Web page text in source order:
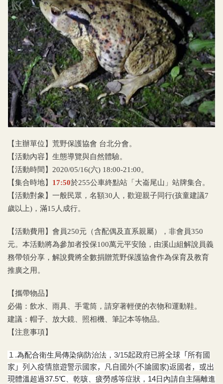
【主辦單位】荒野保護協會 台北分會。
【活動內容】生態導覽與自然體驗。
【活動時間】2020/05/16(六) 18:00-21:00。
【集合時地】 17:50於255公車終點站「大崙尾山」站牌集合。
【活動對象】一般民眾，名額30人，歡迎親子同行(孩童建議7
歲以上)，滿15人成行。
【活動費用】 會員250元（含配偶及直系親屬）
，非會員350
元。本活動將為參加者投保100萬元平安險， 由溪山組解說員義
務帶領分享，解說費將全數捐贈荒野保護協會作為保育及教育
推廣之用。
【攜帶物品】
必備：飲水、雨具、手電筒，請穿著輕便的衣物和運動鞋。
建議：帽子、放大鏡、照相機、筆記本等物品。
【注意事項】
１.為配合衛生局傳染病防治法， 3/15起政府已將全球「所有國
家」列入疫情旅遊警示國家，凡自國外(不論國家)返國者，或出
現體溫超過37.5℃、乾咳、 疲勞感等症狀， 14日內請自主隔離進